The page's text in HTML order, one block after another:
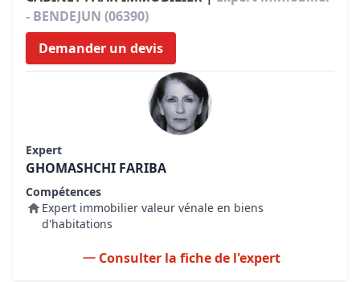
- BENDEJUN (06390)
Demander un devis
Expert
GHOMASHCHI FARIBA
Compétences
Expert immobilier valeur vénale en biens
d'habitations
Consulter la fiche de l'expert